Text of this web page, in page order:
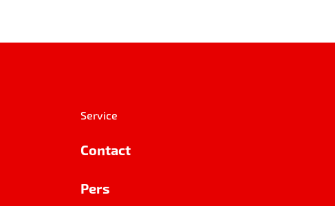
Service
Contact
Pers